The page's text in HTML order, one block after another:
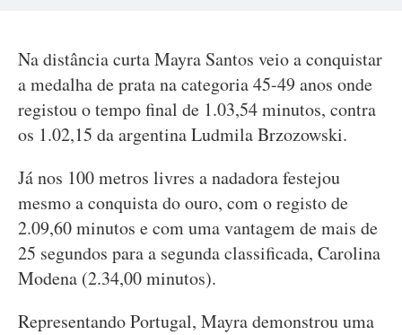
Na distância curta Mayra Santos veio a conquistar
a medalha de prata na categoria 45-49 anos onde
registou o tempo final de 1.03,54 minutos, contra
os 1.02,15 da argentina Ludmila Brzozowski.
Já nos 100 metros livres a nadadora festejou
mesmo a conquista do ouro, com o registo de
2.09,60 minutos e com uma vantagem de mais de
25 segundos para a segunda classificada, Carolina
Modena (2.34,00 minutos).
Representando Portugal, Mayra demonstrou uma